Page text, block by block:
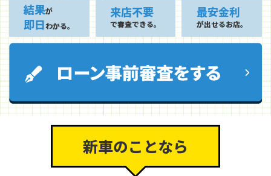
結果が
即日わかる。
来店不要
で審査できる。
最安金利
が出せるお店。
新車のことなら